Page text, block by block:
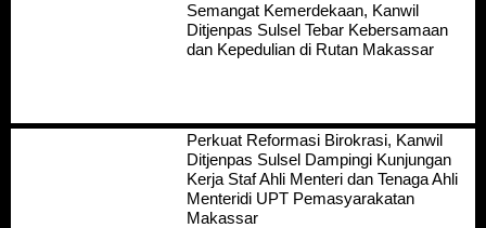
Semangat Kemerdekaan, Kanwil
Ditjenpas Sulsel Tebar Kebersamaan
dan Kepedulian di Rutan Makassar
Perkuat Reformasi Birokrasi, Kanwil
Ditjenpas Sulsel Dampingi Kunjungan
Kerja Staf Ahli Menteri dan Tenaga Ahli
Menteridi UPT Pemasyarakatan
Makassar